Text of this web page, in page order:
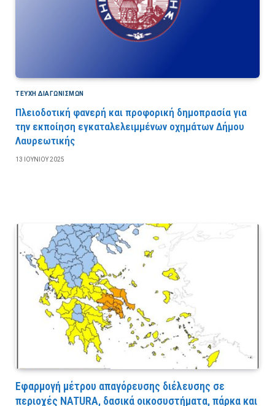
ΤΕΎΧΗ ΔΙΑΓΩΝΙΣΜΏΝ
Πλειοδοτική φανερή και προφορική δημοπρασία για
την εκποίηση εγκαταλελειμμένων οχημάτων Δήμου
Λαυρεωτικής
13 ΙΟΥΝΊΟΥ 2025
Εφαρμογή μέτρου απαγόρευσης διέλευσης σε
περιοχές NATURA, δασικά οικοσυστήματα, πάρκα και